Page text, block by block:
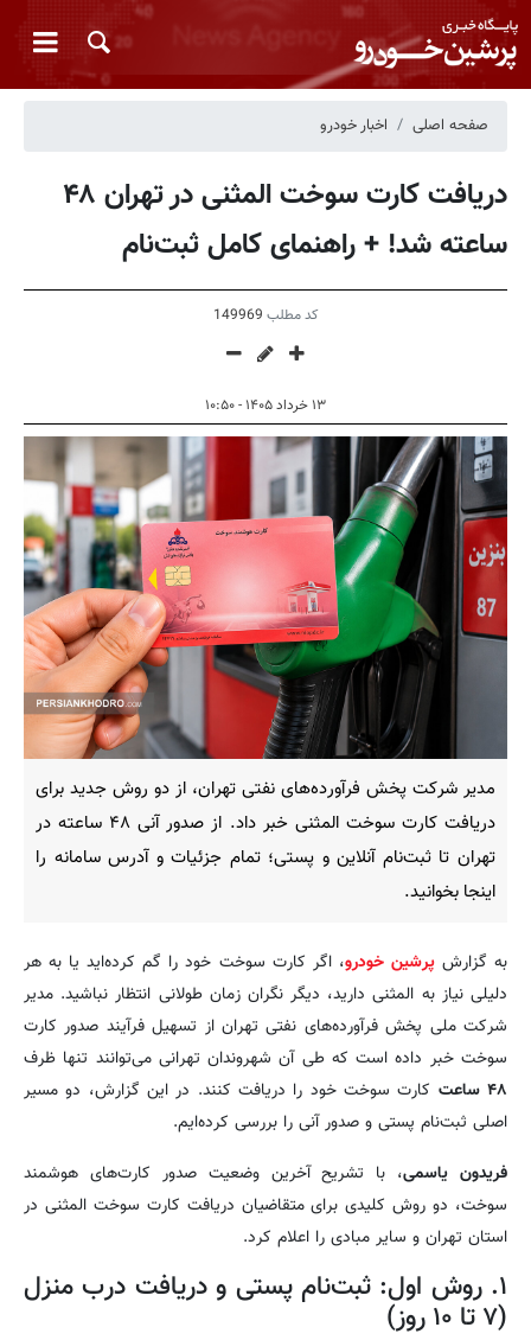
صفحه اصلی اخبار خودرو
دریافت کارت سوخت المثنی در تهران ۴۸
ساعته شد! + راهنمای کامل ثبت‌نام
کد مطلب 149969
۱۳ خرداد ۱۴۰۵ - ۱۰:۵۰
مدیر شرکت پخش فرآورده‌های نفتی تهران، از دو روش جدید برای
دریافت کارت سوخت المثنی خبر داد. از صدور آنی ۴۸ ساعته در
تهران تا ثبت‌نام آنلاین و پستی؛ تمام جزئیات و آدرس سامانه را
اینجا بخوانید.
به گزارشپرشین خودرو، اگر کارت سوخت خود را گم کرده‌اید یا به هر
دلیلی نیاز به المثنی دارید، دیگر نگران زمان طولانی انتظار نباشید. مدیر
شرکت ملی پخش فرآورده‌های نفتی تهران از تسهیل فرآیند صدور کارت
سوخت خبر داده است که طی آن شهروندان تهرانی می‌توانند تنها ظرف
۴۸ ساعت
کارت سوخت خود را دریافت کنند. در این گزارش، دو مسیر
اصلی ثبت‌نام پستی و صدور آنی را بررسی کرده‌ایم.
فریدون یاسمی، با تشریح آخرین وضعیت صدور کارت‌های هوشمند
سوخت، دو روش کلیدی برای متقاضیان دریافت کارت سوخت المثنی در
استان تهران و سایر مبادی را اعلام کرد.
۱. روش اول: ثبت‌نام پستی و دریافت درب منزل
(۷ تا ۱۰ روز)